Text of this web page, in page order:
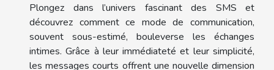
Plongez dans l’univers fascinant des SMS et
découvrez comment ce mode de communication,
souvent sous-estimé, bouleverse les échanges
intimes. Grâce à leur immédiateté et leur simplicité,
les messages courts offrent une nouvelle dimension